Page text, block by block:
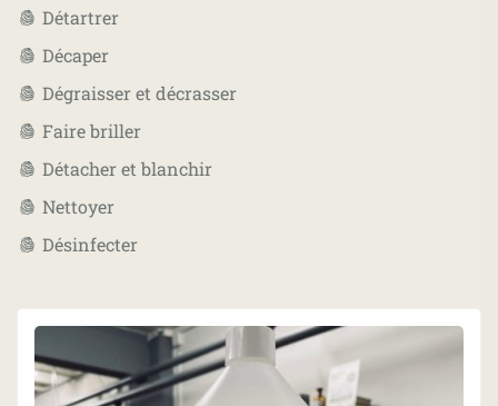
Détartrer
Décaper
Dégraisser et décrasser
Faire briller
Détacher et blanchir
Nettoyer
Désinfecter